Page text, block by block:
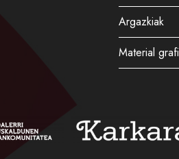
Argazkiak
Material